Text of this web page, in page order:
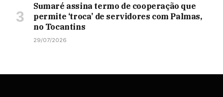
Sumaré assina termo de cooperação que
permite ‘troca’ de servidores com Palmas,
no Tocantins
29/07/2026